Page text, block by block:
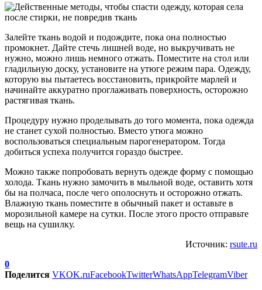
Залейте ткань водой и подождите, пока она полностью
промокнет. Дайте стечь лишней воде, но выкручивать не
нужно, можно лишь немного отжать. Поместите на стол или
гладильную доску, установите на утюге режим пара. Одежду,
которую вы пытаетесь восстановить, прикройте марлей и
начинайте аккуратно проглаживать поверхность, осторожно
растягивая ткань.
Процедуру нужно проделывать до того момента, пока одежда
не станет сухой полностью. Вместо утюга можно
воспользоваться специальным парогенератором. Тогда
добиться успеха получится гораздо быстрее.
Можно также попробовать вернуть одежде форму с помощью
холода. Ткань нужно замочить в мыльной воде, оставить хотя
бы на полчаса, после чего ополоснуть и осторожно отжать.
Влажную ткань поместите в обычный пакет и оставьте в
морозильной камере на сутки. После этого просто отправьте
вещь на сушилку.
Источник: rsute.ru
0
Поделится VKOK.ruFacebookTwitterWhatsAppTelegramViber